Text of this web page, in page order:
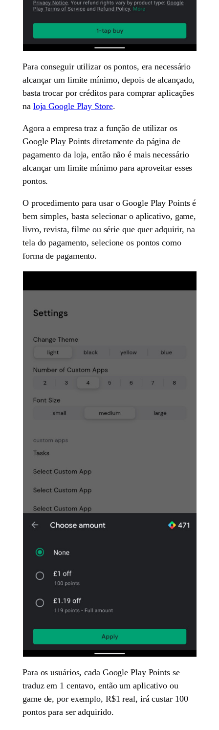
Para conseguir utilizar os pontos, era necessário
alcançar um limite mínimo, depois de alcançado,
basta trocar por créditos para comprar aplicações
na loja Google Play Store.
Agora a empresa traz a função de utilizar os
Google Play Points diretamente da página de
pagamento da loja, então não é mais necessário
alcançar um limite mínimo para aproveitar esses
pontos.
O procedimento para usar o Google Play Points é
bem simples, basta selecionar o aplicativo, game,
livro, revista, filme ou série que quer adquirir, na
tela do pagamento, selecione os pontos como
forma de pagamento.
Para os usuários, cada Google Play Points se
traduz em 1 centavo, então um aplicativo ou
game de, por exemplo, R$1 real, irá custar 100
pontos para ser adquirido.